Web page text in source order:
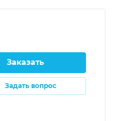
Заказать
Задать вопрос